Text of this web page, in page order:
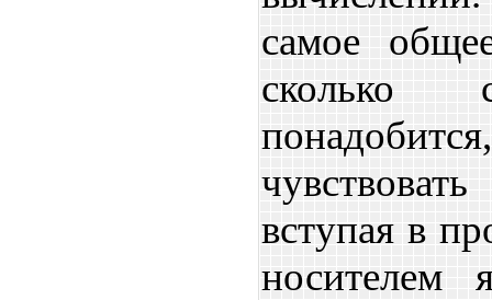
самое
сколько
вступая в
носителем